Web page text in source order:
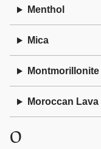
Menthol
Mica
Montmorillonite
Moroccan Lava
O